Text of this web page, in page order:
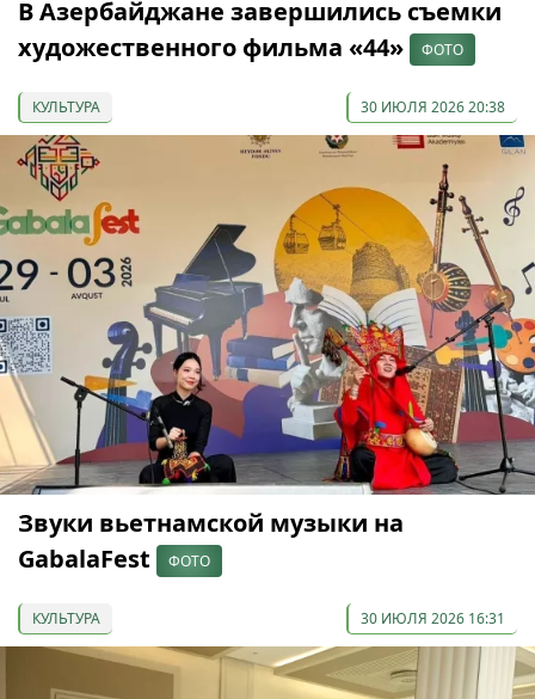
В Азербайджане завершились съемки
художественного фильма «44»
ФОТО
КУЛЬТУРА 30 ИЮЛЯ 2026 20:38
Звуки вьетнамской музыки на
GabalaFest
ФОТО
КУЛЬТУРА 30 ИЮЛЯ 2026 16:31